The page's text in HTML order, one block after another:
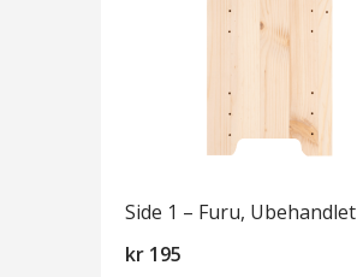
Side 1 – Furu, Ubehandlet
kr 195